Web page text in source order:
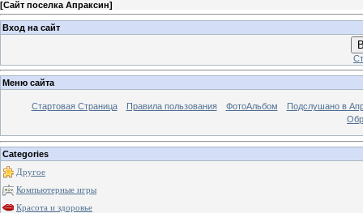
[Сайт поселка Апраксин]
Вход на сайт
Меню сайта
Стартовая Страница Правила пользования ФотоАльбом
Подслушано в
Categories
Другое
Компьютерные игры
Красота и здоровье